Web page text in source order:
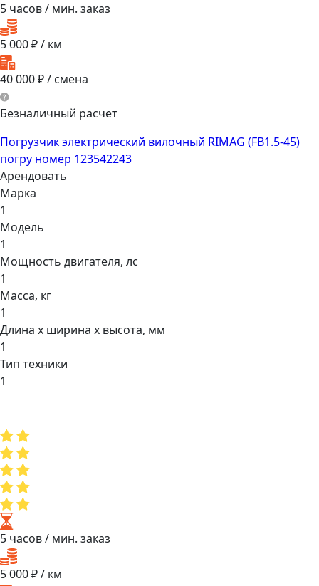
5 часов/ мин. заказ
5 000₽ / км
40 000₽ / смена
Безналичный расчет
Погрузчик электрический вилочный RIMAG (FB1.5-45)
погру номер 123542243
Арендовать
Марка
1
Модель
1
Мощнocть двигaтеля, лс
1
Масса, кг
1
Длина х ширина х высота, мм
1
Тип техники
1
5 часов/ мин. заказ
5 000₽ / км